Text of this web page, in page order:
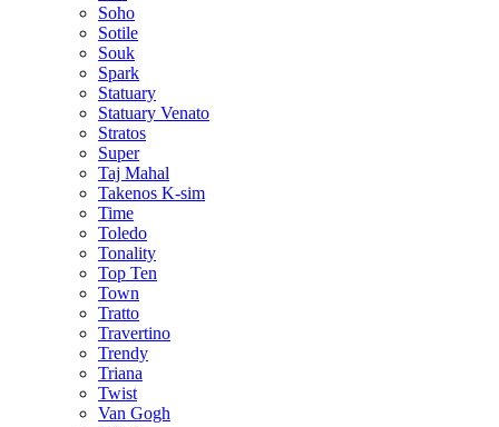
Soho
Sotile
Souk
Spark
Statuary
Statuary Venato
Stratos
Super
Taj Mahal
Takenos K-sim
Time
Toledo
Tonality
Top Ten
Town
Tratto
Travertino
Trendy
Triana
Twist
Van Gogh